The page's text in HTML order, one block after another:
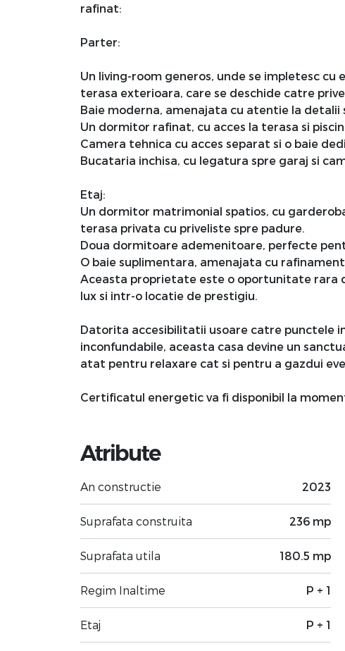
rafinat:
Parter:
Un living-room generos, unde se impletesc
terasa exterioara, care se deschide catre
Baie moderna, amenajata cu atentie la detalii
Un dormitor rafinat, cu acces la terasa si
Camera tehnica cu acces separat si o baie
Bucataria inchisa, cu legatura spre garaj si
Etaj:
Un dormitor matrimonial spatios, cu
terasa privata cu priveliste spre padure.
Doua dormitoare ademenitoare, perfecte
O baie suplimentara, amenajata cu
Aceasta proprietate este o oportunitate rara
lux si intr-o locatie de prestigiu.
Datorita accesibilitatii usoare catre punctele
inconfundabile, aceasta casa devine un
atat pentru relaxare cat si pentru a gazdui
Certificatul energetic va fi disponibil la
Atribute
An constructie 2023
Suprafata construita 236 mp
Suprafata utila 180.5 mp
Regim Inaltime P + 1
Etaj P + 1